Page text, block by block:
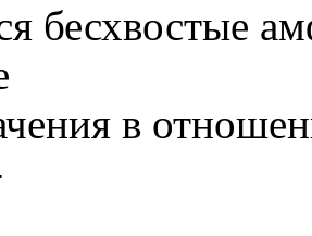
бесхвостые
в